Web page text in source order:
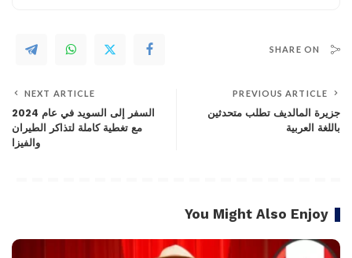
SHARE ON
PREVIOUS ARTICLE
جزيرة المالديف تطلب متحدثين
باللغة العربية
NEXT ARTICLE
السفر إلى السويد في عام 2024
مع تغطية كاملة لتذاكر الطيران
والفيزا
You Might Also Enjoy